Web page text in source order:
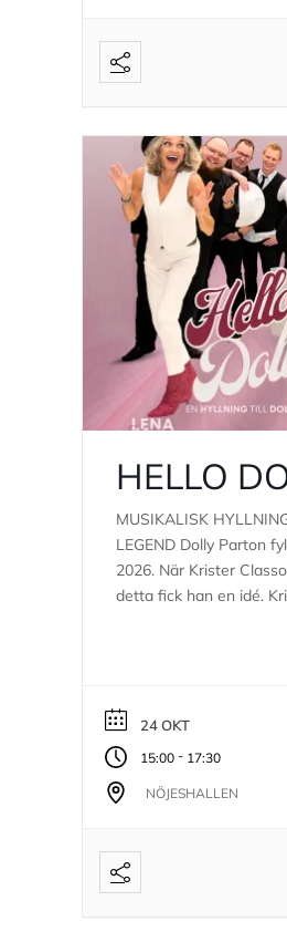
HELLO
MUSIKALISK
LEGEND Dolly Parton
2026. När Krister
detta fick han en idé.
med det han älskar
24 OKT
15:00 - 17:30
NÖJESHALLEN